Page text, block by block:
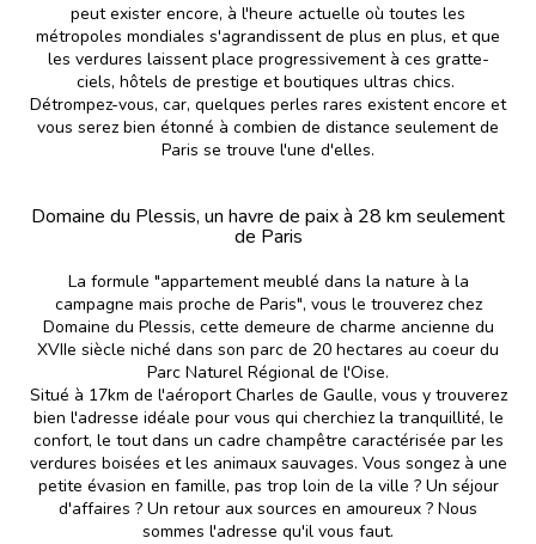
peut exister encore, à l'heure actuelle où toutes les
métropoles mondiales s'agrandissent de plus en plus, et que
les verdures laissent place progressivement à ces gratte-
ciels, hôtels de prestige et boutiques ultras chics.
Détrompez-vous, car, quelques perles rares existent encore et
vous serez bien étonné à combien de distance seulement de
Paris se trouve l'une d'elles.
Domaine du Plessis, un havre de paix à 28 km seulement
de Paris
La formule "appartement meublé dans la nature à la
campagne mais proche de Paris", vous le trouverez chez
Domaine du Plessis, cette demeure de charme ancienne du
XVIIe siècle niché dans son parc de 20 hectares au coeur du
Parc Naturel Régional de l'Oise.
Situé à 17km de l'aéroport Charles de Gaulle, vous y trouverez
bien l'adresse idéale pour vous qui cherchiez la tranquillité, le
confort, le tout dans un cadre champêtre caractérisée par les
verdures boisées et les animaux sauvages. Vous songez à une
petite évasion en famille, pas trop loin de la ville ? Un séjour
d'affaires ? Un retour aux sources en amoureux ? Nous
sommes l'adresse qu'il vous faut.